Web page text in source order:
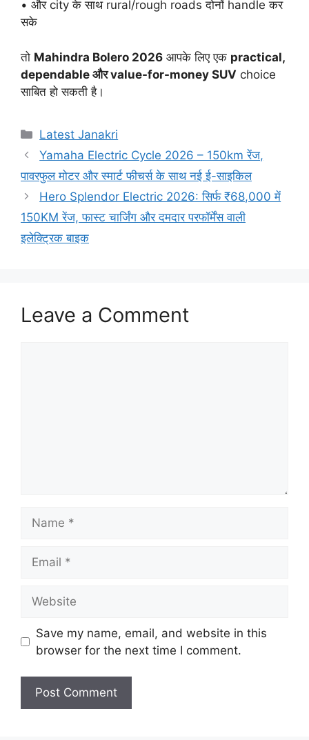
• और city के साथ rural/rough roads दोनों handle कर
सके
तो Mahindra Bolero 2026 आपके लिए एक practical,
dependable और value-for-money SUV choice
साबित हो सकती है।
Categories
Latest Janakri
Yamaha Electric Cycle 2026 – 150km रेंज,
पावरफुल मोटर और स्मार्ट फीचर्स के साथ नई ई-साइकिल
Hero Splendor Electric 2026: सिर्फ ₹68,000 में
150KM रेंज, फास्ट चार्जिंग और दमदार परफॉर्मेंस वाली
इलेक्ट्रिक बाइक
Leave a Comment
Save my name, email, and website in this
browser for the next time I comment.